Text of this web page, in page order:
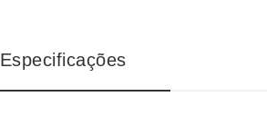
Especificações